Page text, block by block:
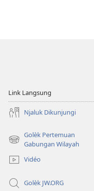
Link Langsung
Njaluk Dikunjungi
Golèk Pertemuan
Gabungan Wilayah
(opens
window)Vidéo
Golèk JW.ORG